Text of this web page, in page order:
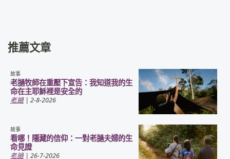
推薦文章
故事
老撾牧師在重壓下宣告：我知道我的生
命在主耶穌裡是安全的
老撾| 2-8-2026
故事
看哪！隱藏的信仰：一對老撾夫婦的生
命見證
老撾| 26-7-2026